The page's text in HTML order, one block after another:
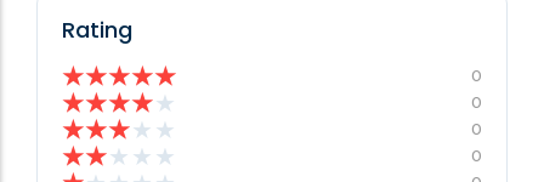
Rating
★★★★★ 0
★★★★★ 0
★★★★ ★ 0
★★★ ★ ★ 0